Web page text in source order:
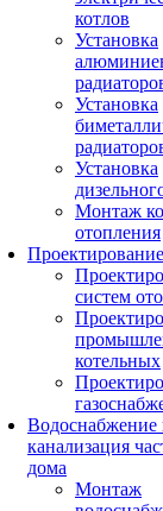
котлов
Установка
Установка
Установка
Монтаж
отопления
Проектирование
систем
котельных
Водоснабжение
канализация
дома
Монтаж